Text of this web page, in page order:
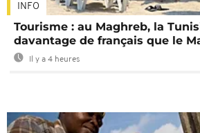
INFO
Tourisme : au Maghreb, la
davantage de français que le
Il y a 4 heures